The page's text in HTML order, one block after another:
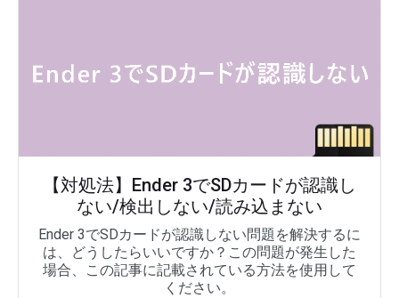
【対処法】Ender 3でSDカードが認識し
ない/検出しない/読み込まない
Ender 3でSDカードが認識しない問題を解決するに
は、どうしたらいいですか？この問題が発生した
場合、この記事に記載されている方法を使用して
ください。